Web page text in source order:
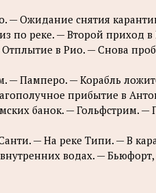
— Ожидание снятия
по реке. — Второй приход
в Рио. — Снова
— Памперо. — Корабль
прибытие в
банок. — Гольфстрим. —
— На реке Типи. — В
водах. —